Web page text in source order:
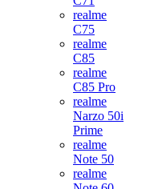
realme
C75
realme
C85
realme
C85 Pro
realme
Narzo 50i
Prime
realme
Note 50
realme